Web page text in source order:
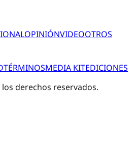
OPINIÓNVIDEOOTROS
TÉRMINOSMEDIA KITEDICIONES
los derechos reservados.